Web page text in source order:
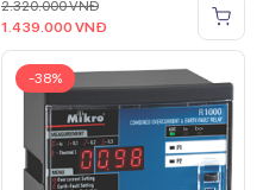
2.320.000VNĐ
1.439.000 VNĐ
-38%